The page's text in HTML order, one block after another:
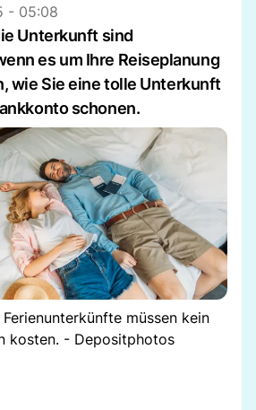
- 05:08
Unterkunft sind
es um Ihre Reiseplanung
wie Sie eine tolle Unterkunft
schonen.
müssen kein
kosten. - Depositphotos